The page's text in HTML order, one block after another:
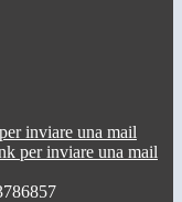
inviare una mail
per inviare una mail